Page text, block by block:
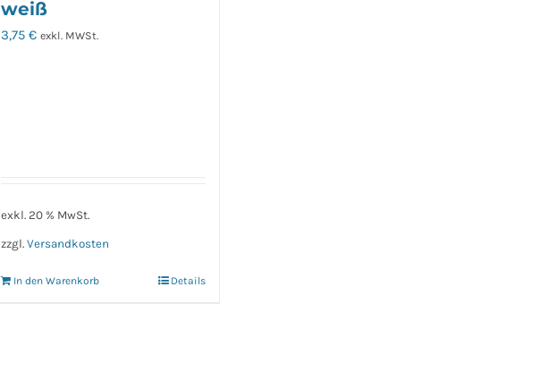
weiß
3,75€ exkl. MWSt.
exkl. 20 % MwSt.
zzgl.Versandkosten
In den Warenkorb Details